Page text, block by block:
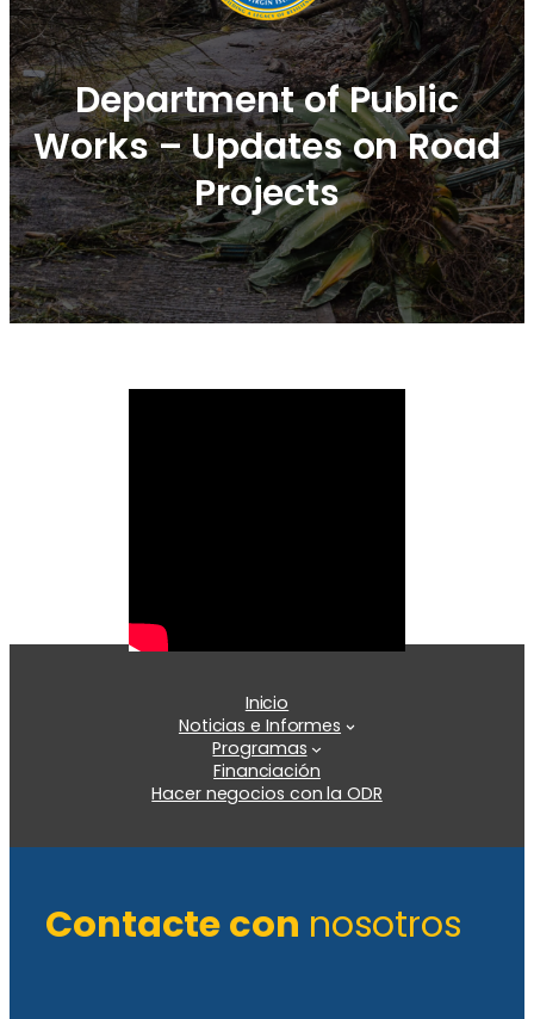
Department of Public
Works – Updates on Road
Projects
Inicio
Noticias e Informes
Programas
Financiación
Hacer negocios con la ODR
Contacte con nosotros